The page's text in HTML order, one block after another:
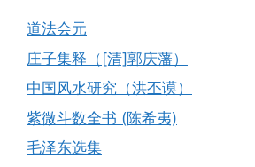
道法会元
庄子集释（[清]郭庆藩）
中国风水研究（洪丕谟）
紫微斗数全书 (陈希夷)
毛泽东选集